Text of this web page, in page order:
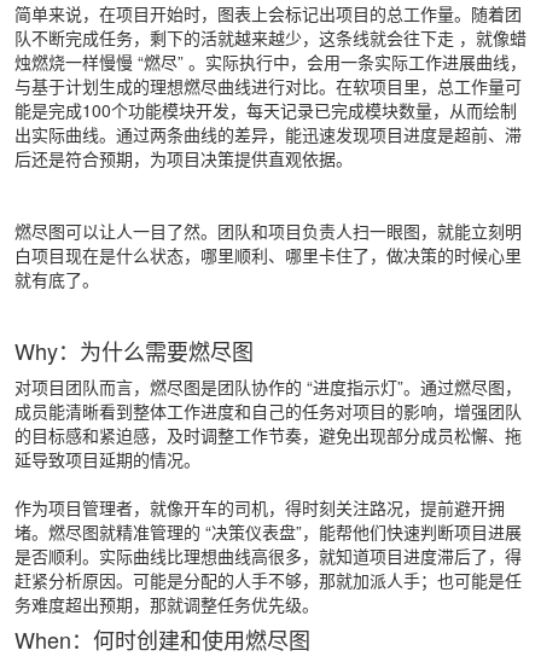
简单来说，在项目开始时，图表上会标记出项目的总工作量。随着团
队不断完成任务，剩下的活就越来越少，这条线就会往下走 ，就像蜡
烛燃烧一样慢慢 “燃尽” 。实际执行中，会用一条实际工作进展曲线，
与基于计划生成的理想燃尽曲线进行对比。在软项目里，总工作量可
能是完成100个功能模块开发，每天记录已完成模块数量，从而绘制
出实际曲线。通过两条曲线的差异，能迅速发现项目进度是超前、滞
后还是符合预期，为项目决策提供直观依据。
燃尽图可以让人一目了然。团队和项目负责人扫一眼图，就能立刻明
白项目现在是什么状态，哪里顺利、哪里卡住了，做决策的时候心里
就有底了。
Why：为什么需要燃尽图
对项目团队而言，燃尽图是团队协作的 “进度指示灯”。通过燃尽图，
成员能清晰看到整体工作进度和自己的任务对项目的影响，增强团队
的目标感和紧迫感，及时调整工作节奏，避免出现部分成员松懈、拖
延导致项目延期的情况。
作为项目管理者，就像开车的司机，得时刻关注路况，提前避开拥
堵。燃尽图就精准管理的 “决策仪表盘”，能帮他们快速判断项目进展
是否顺利。实际曲线比理想曲线高很多，就知道项目进度滞后了，得
赶紧分析原因。可能是分配的人手不够，那就加派人手；也可能是任
务难度超出预期，那就调整任务优先级。
When：何时创建和使用燃尽图